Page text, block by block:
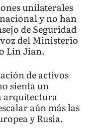
unilaterales
y no han
de Seguridad
del Ministerio
Lin Jian.
de activos
sienta un
arquitectura
aún más las
y Rusia.